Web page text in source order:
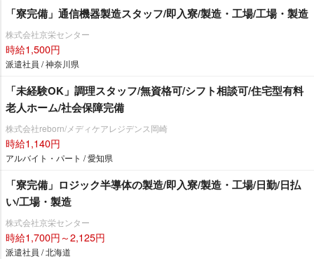
「寮完備」通信機器製造スタッフ/即入寮/製造・工場/工場・製造
株式会社京栄センター
時給1,500円
派遣社員 / 神奈川県
「未経験OK」調理スタッフ/無資格可/シフト相談可/住宅型有料
老人ホーム/社会保障完備
株式会社reborn/メディケアレジデンス岡崎
時給1,140円
アルバイト・パート / 愛知県
「寮完備」ロジック半導体の製造/即入寮/製造・工場/日勤/日払
い/工場・製造
株式会社京栄センター
時給1,700円～2,125円
派遣社員 / 北海道